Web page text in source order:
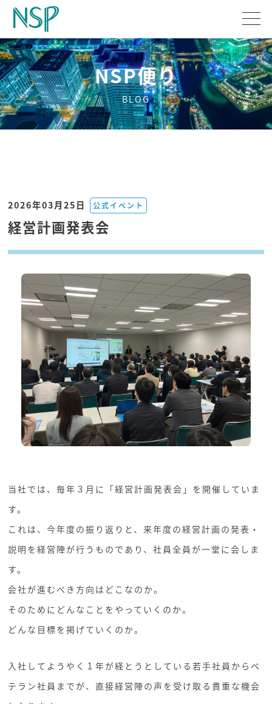
NSP便り
BLOG
2026年03月25日 公式イベント
経営計画発表会
当社では、毎年３月に「経営計画発表会」を開催していま
す。
これは、今年度の振り返りと、来年度の経営計画の発表・
説明を経営陣が行うものであり、社員全員が一堂に会しま
す。
会社が進むべき方向はどこなのか。
そのためにどんなことをやっていくのか。
どんな目標を掲げていくのか。
入社してようやく１年が経とうとしている若手社員からベ
テラン社員までが、直接経営陣の声を受け取る貴重な機会